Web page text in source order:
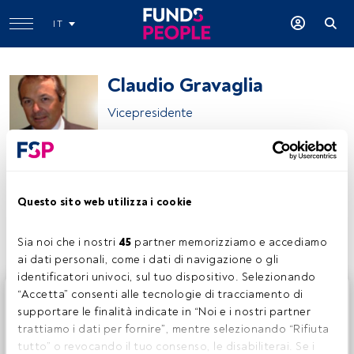
Questo sito web utilizza i cookie
Sia noi che i nostri 45 partner memorizziamo e accediamo
ai dati personali, come i dati di navigazione o gli
identificatori univoci, sul tuo dispositivo. Selezionando
“Accetta” consenti alle tecnologie di tracciamento di
supportare le finalità indicate in “Noi e i nostri partner
trattiamo i dati per fornire”, mentre selezionando “Rifiuta
tutto” o revocando il tuo consenso, le disabiliterai. Se i
IT
Claudio Gravaglia
Vicepresidente
Condividi:
Questo è un articolo riservato agli utenti FundsPeople. Se
sei già registrato, accedi tramite il pulsante Login. Se non
hai ancora un account, ti invitiamo a registrarti per scoprire
tutti i contenuti che FundsPeople ha da offrire.